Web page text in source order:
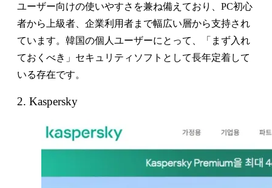
ユーザー向けの使いやすさを兼ね備えており、PC初心
者から上級者、企業利用者まで幅広い層から支持され
ています。韓国の個人ユーザーにとって、「まず入れ
ておくべき」セキュリティソフトとして長年定着して
いる存在です。
2. Kaspersky